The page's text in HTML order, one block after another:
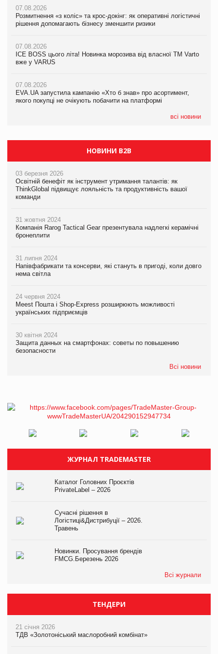
07.08.2026
Розмитнення «з коліс» та крос-докінг: як оперативні логістичні
рішення допомагають бізнесу зменшити ризики
07.08.2026
ICE BOSS цього літа! Новинка морозива від власної ТМ Varto
вже у VARUS
07.08.2026
EVA.UA запустила кампанію «Хто б знав» про асортимент,
якого покупці не очікують побачити на платформі
всі новини
07.08.2026
EVA.UA запустила кампанію «Хто б знав» про асортимент,
06.08.2026
Смачна новинка для хвостатих: у VARUS з’явилися паучі
05.08.2026
Мережа супермаркетів VARUS купує мережу магазинів
07.08.2026
Kraft Heinz скоротила збиток у першому півріччі
Продажі Hugo Boss впали на 9%
НОВИНИ B2B
03 березня 2026
Освітній бенефіт як інструмент утримання талантів: як
ThinkGlobal підвищує лояльність та продуктивність вашої
команди
31 жовтня 2024
Компанія Rarog Tactical Gear презентувала надлегкі керамічні
бронеплити
31 липня 2024
Напівфабрикати та консерви, які стануть в пригоді, коли довго
нема світла
24 червня 2024
Meest Пошта і Shop-Express розширюють можливості
українських підприємців
30 квітня 2024
Защита данных на смартфонах: советы по повышению
безопасности
Всі новини
ЖУРНАЛ TRADEMASTER
Каталог Головних Проєктів
PrivateLabel – 2026
Сучасні рішення в
Логістиці&Дистрибуції – 2026.
Травень
Новинки. Просування брендів
FMCG.Березень 2026
Всі журнали
ТЕНДЕРИ
21 січня 2026
ТДВ «Золотоніський маслоробний комбінат»